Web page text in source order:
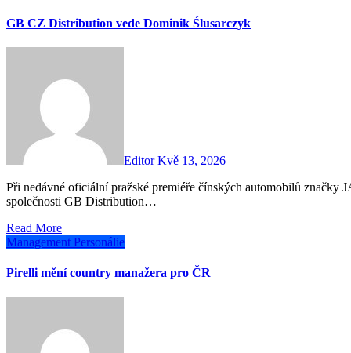
GB CZ Distribution vede Dominik Ślusarczyk
Editor Kvě 13, 2026
Při nedávné oficiální pražské premiéře čínských automobilů značky JAC se poprvé prezentoval také management dovozní
společnosti GB Distribution…
Read More
Management Personálie
Pirelli mění country manažera pro ČR